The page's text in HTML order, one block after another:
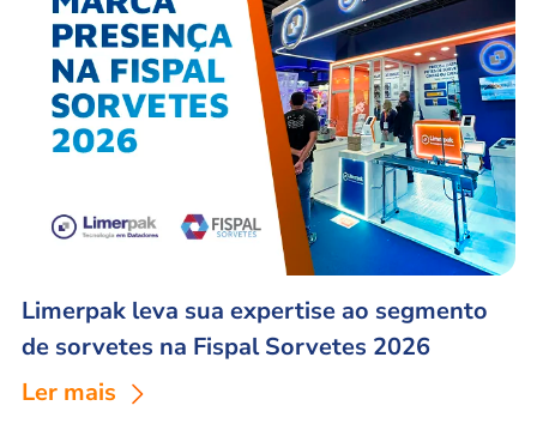
Limerpak leva sua expertise ao segmento
de sorvetes na Fispal Sorvetes 2026
Ler mais